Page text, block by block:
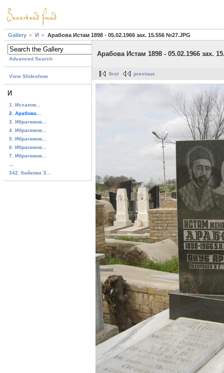
Gallery И Арабова Истам 1898 - 05.02.1966 зах. 15.556 №27.JPG
Advanced Search
View Slideshow
И
1. Исхаков...
2. Арабова...
3. Ибрагимов...
4. Ибрагимов...
5. Ибрагимов...
6. Ибрагимов...
7. Ибрагимов...
342. Кайкова З...
Арабова Истам 1898 - 05.02.1966 зах.
first previous